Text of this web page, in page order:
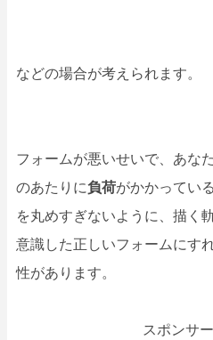
などの場合が考えられます。
フォームが悪いせいで、あな
のあたりに負荷がかかってい
を丸めすぎないように、描く
意識した正しいフォームにす
性があります。
スポンサ